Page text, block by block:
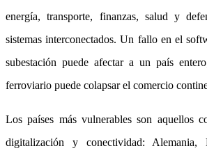
energía, transporte, finanzas, salud y
sistemas interconectados. Un fallo en el
subestación puede afectar a un país
ferroviario puede colapsar el comercio
Los países más vulnerables son aquellos
digitalización y conectividad: Alemania,